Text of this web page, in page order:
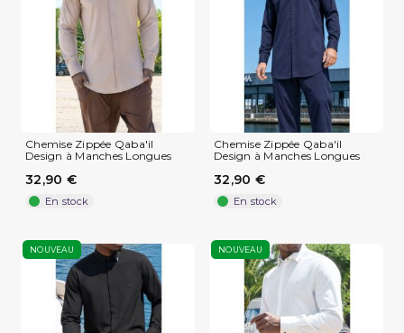
Chemise Zippée Qaba'il
Design à Manches Longues
32,90 €
En stock
Chemise Zippée Qaba'il
Design à Manches Longues
32,90 €
En stock
NOUVEAU NOUVEAU